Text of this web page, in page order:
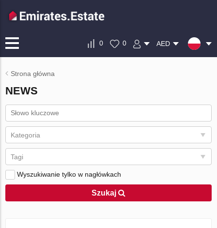
0 0 AED
Strona główna
NEWS
Kategoria
Tagi
Szukaj
Wyszukiwanie tylko w nagłówkach